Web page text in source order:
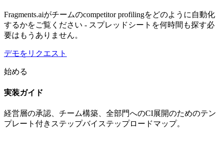
Fragments.aiがチームのcompetitor profilingをどのように自動化
するかをご覧ください - スプレッドシートを何時間も探す必
要はもうありません。
デモをリクエスト
始める
実装ガイド
経営層の承認、チーム構築、全部門へのCI展開のためのテン
プレート付きステップバイステップロードマップ。